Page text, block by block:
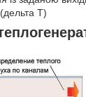
Т)